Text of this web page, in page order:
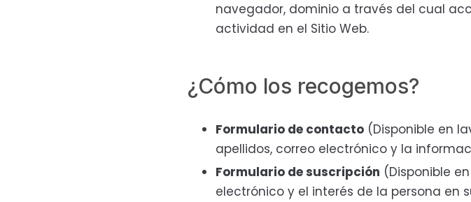
navegador, dominio a través del cual
actividad en el Sitio Web.
¿Cómo los recogemos?
Formulario de contacto(Disponible en
apellidos, correo electrónico y la
Formulario de suscripción (Disponible
electrónico y el interés de la persona en